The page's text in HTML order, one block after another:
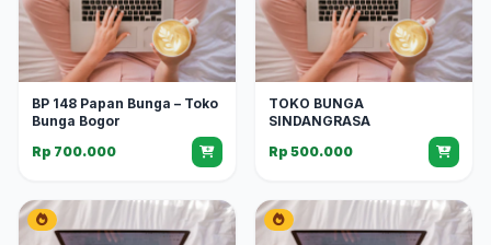
BP 148 Papan Bunga – Toko
Bunga Bogor
Rp 700.000
TOKO BUNGA
SINDANGRASA
Rp 500.000